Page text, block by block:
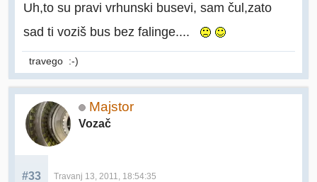
Uh,to su pravi vrhunski busevi, sam čul,zato
sad ti voziš bus bez falinge....
travego :-)
Majstor
Vozač
#33 Travanj 13, 2011, 18:54:35